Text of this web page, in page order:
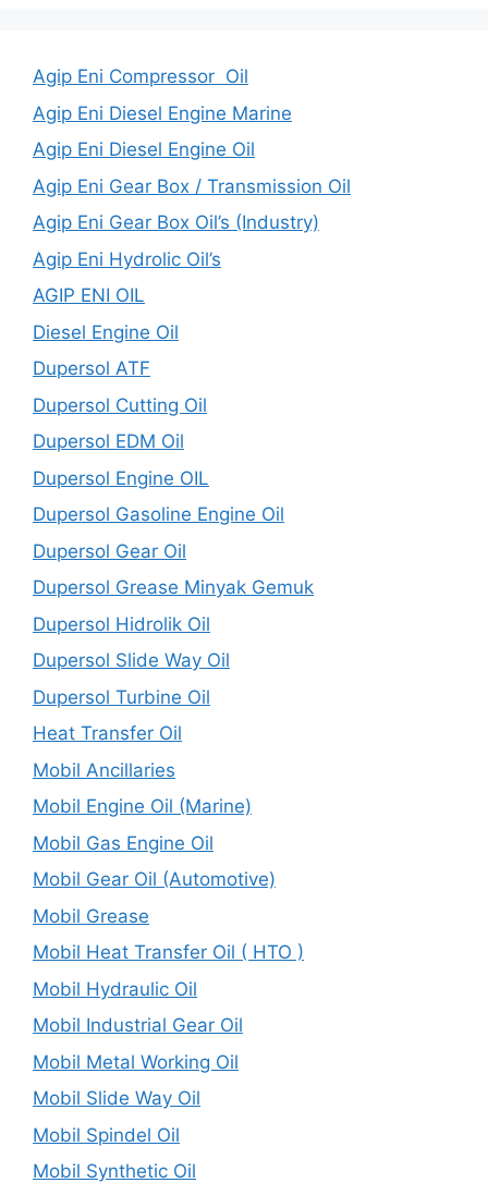
Agip Eni Compressor Oil
Agip Eni Diesel Engine Marine
Agip Eni Diesel Engine Oil
Agip Eni Gear Box / Transmission Oil
Agip Eni Gear Box Oil’s (Industry)
Agip Eni Hydrolic Oil’s
AGIP ENI OIL
Diesel Engine Oil
Dupersol ATF
Dupersol Cutting Oil
Dupersol EDM Oil
Dupersol Engine OIL
Dupersol Gasoline Engine Oil
Dupersol Gear Oil
Dupersol Grease Minyak Gemuk
Dupersol Hidrolik Oil
Dupersol Slide Way Oil
Dupersol Turbine Oil
Heat Transfer Oil
Mobil Ancillaries
Mobil Engine Oil (Marine)
Mobil Gas Engine Oil
Mobil Gear Oil (Automotive)
Mobil Grease
Mobil Heat Transfer Oil ( HTO )
Mobil Hydraulic Oil
Mobil Industrial Gear Oil
Mobil Metal Working Oil
Mobil Slide Way Oil
Mobil Spindel Oil
Mobil Synthetic Oil